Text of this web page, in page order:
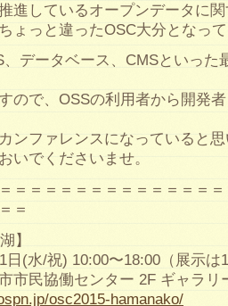
進しているオープンデータに
ょっと違ったOSC大分となっ
、データベース、CMSといった
ので、OSSの利用者から開発
ンファレンスになっていると
いでくださいませ。
＝＝＝＝＝＝＝＝＝＝＝＝＝
＝
】
日(水/祝) 10:00〜18:00（展示は
市民協働センター 2F ギャラリ
osc2015-hamanako/